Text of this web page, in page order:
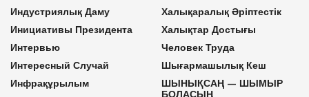
Индустриялық Даму
Инициативы Президента
Интервью
Интересный Случай
Инфрақұрылым
Халықаралық Әріптестік
Халықтар Достығы
Человек Труда
Шығармашылық Кеш
ШЫНЫҚСАҢ — ШЫМЫР
БОЛАСЫҢ